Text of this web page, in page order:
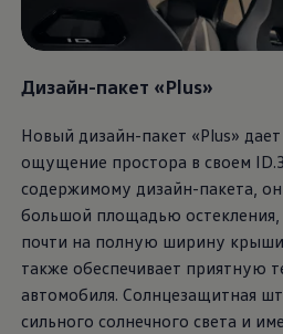
Дизайн-пакет «Plus»
Новый дизайн-пакет «Plus»
ощущение простора в своем
содержимому дизайн-пакета, он
большой площадью остекления,
почти на полную ширину
также обеспечивает приятную
автомобиля. Солнцезащитная
сильного солнечного света и